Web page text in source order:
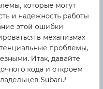
которые могут
и надежность работы
этой ошибки
в механизмах
проблемы,
Итак, давайте
кода и откроем
Subaru!